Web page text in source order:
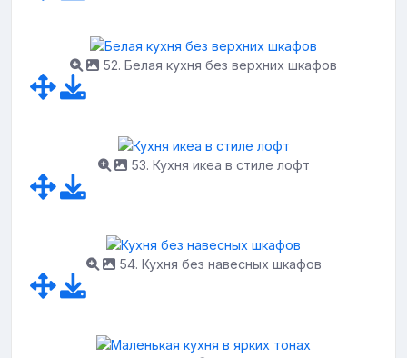
52. Белая кухня без верхних шкафов
53. Кухня икеа в стиле лофт
54. Кухня без навесных шкафов